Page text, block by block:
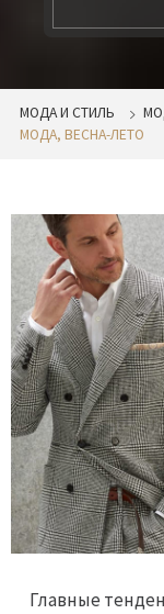
МОДА И СТИЛЬ
МОДА, ВЕСНА-ЛЕТО
Главные